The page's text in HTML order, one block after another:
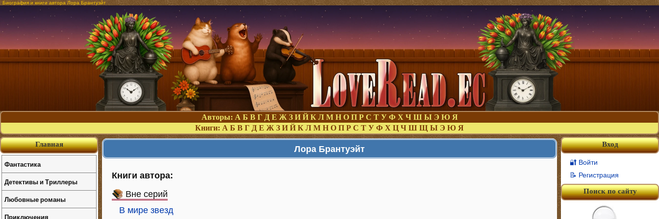
Биография и книги автора Лора Брантуэйт
Авторы: А Б В Г Д Е Ж З И Й К Л М Н О П Р С Т У Ф Х Ч Ш Ы Э Ю Я
Книги: А Б В Г Д Е Ж З И Й К Л М Н О П Р С Т У Ф Х Ц Ч Ш Щ Ы Э Ю Я
Лора Брантуэйт
Книги автора:
Вне серий
В мире звезд
Вход
🔐 Войти
📝 Регистрация
Поиск по сайту
Главная
Фантастика
Детективы и Триллеры
Любовные романы
Приключения